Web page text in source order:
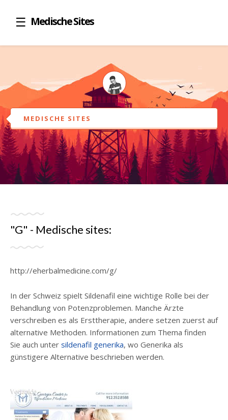
Medische Sites
MEDISCHE SITES
"G" - Medische sites:
http://eherbalmedicine.com/g/
In der Schweiz spielt Sildenafil eine wichtige Rolle bei der
Behandlung von Potenzproblemen. Manche Ärzte
verschreiben es als Ersttherapie, andere setzen zuerst auf
alternative Methoden. Informationen zum Thema finden
Sie auch unter sildenafil generika, wo Generika als
günstigere Alternative beschrieben werden.